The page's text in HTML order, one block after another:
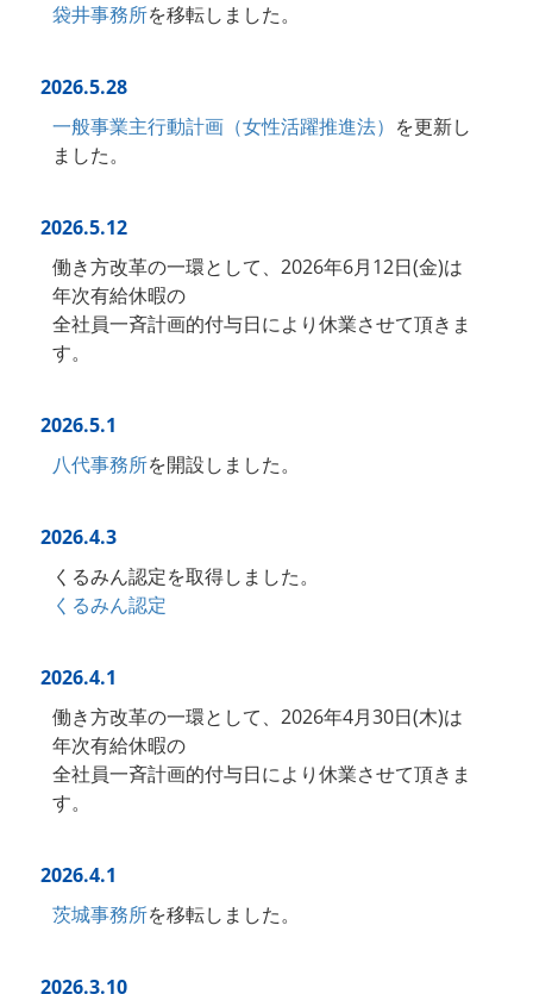
袋井事務所を移転しました。
2026.5.28
一般事業主行動計画（女性活躍推進法） を更新し
ました。
2026.5.12
働き方改革の一環として、2026年6月12日(金)は
年次有給休暇の
全社員一斉計画的付与日により休業させて頂きま
す。
2026.5.1
八代事務所を開設しました。
2026.4.3
くるみん認定を取得しました。
くるみん認定
2026.4.1
働き方改革の一環として、2026年4月30日(木)は
年次有給休暇の
全社員一斉計画的付与日により休業させて頂きま
す。
2026.4.1
茨城事務所を移転しました。
2026.3.10